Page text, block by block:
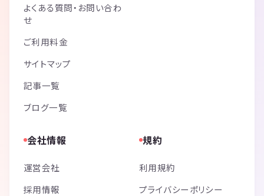
よくある質問・お問い合わ
せ
ご利用料金
サイトマップ
記事一覧
ブログ一覧
会社情報
運営会社
採用情報
規約
利用規約
プライバシーポリシー